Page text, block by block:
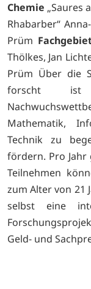
Chemie „Saures
Rhabarber“
Prüm
Thölkes, Jan
Prüm Über die
forscht ist
Mathematik,
Technik zu
fördern. Pro Jahr
Teilnehmen
zum Alter von 21
selbst eine
Geld- und